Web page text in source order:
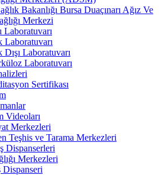
Bakanlığı Bursa Duaçınarı Ağız Ve
Merkezi
Laboratuvarı
Laboratuvarı
Laboratuvarı
Sertifikası
Videoları
Merkezleri
Teşhis ve Tarama Merkezleri
Dispanserleri
Merkezleri
Dispanseri